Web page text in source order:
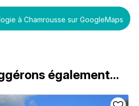
à Chamrousse sur GoogleMaps
également...